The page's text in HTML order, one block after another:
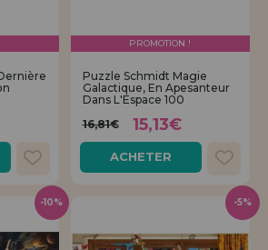
PROMOTION !
Puzzle Schmidt Magie
Galactique, En Apesanteur
Dans L'Espace 100
16,81€
15,13€
ACHETER
-10% -5%